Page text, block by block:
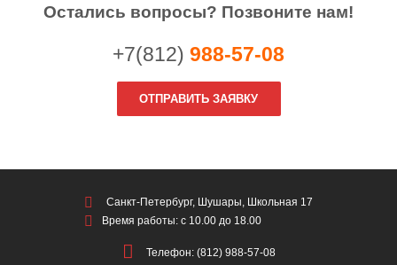
Остались вопросы? Позвоните нам!
+7(812) 988-57-08
ОТПРАВИТЬ ЗАЯВКУ
Санкт-Петербург, Шушары, Школьная 17
Время работы: с 10.00 до 18.00
Телефон: (812) 988-57-08